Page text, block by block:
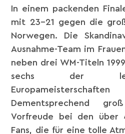
In einem packenden
mit 23-21 gegen die
Norwegen. Die
Ausnahme-Team im
neben drei WM-Titeln
sechs der
Dementsprechend
Vorfreude bei den über
Fans, die für eine tolle